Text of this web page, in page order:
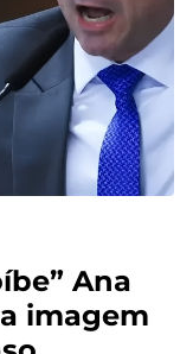
Ana
imagem